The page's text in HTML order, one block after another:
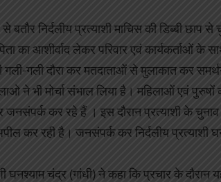
बतौर निर्दलीय प्रत्याशी माचिस की डिब्बी छाप
का आशीर्वाद लेकर परिवार एवं कार्यकर्ताओं के
गली दौरा कर मतदाताओं से मुलाकात कर
ने भी मोर्चा संभाल लिया है। महिलाओं एवं
कर रहे हैं । इस दौरान प्रत्याशी के चुनाव
कर रही है। जनसंपर्क कर निर्दलीय प्रत्याशी
घनश्याम चंद्र (गांधी) ने कहा कि प्रचार के दौरान